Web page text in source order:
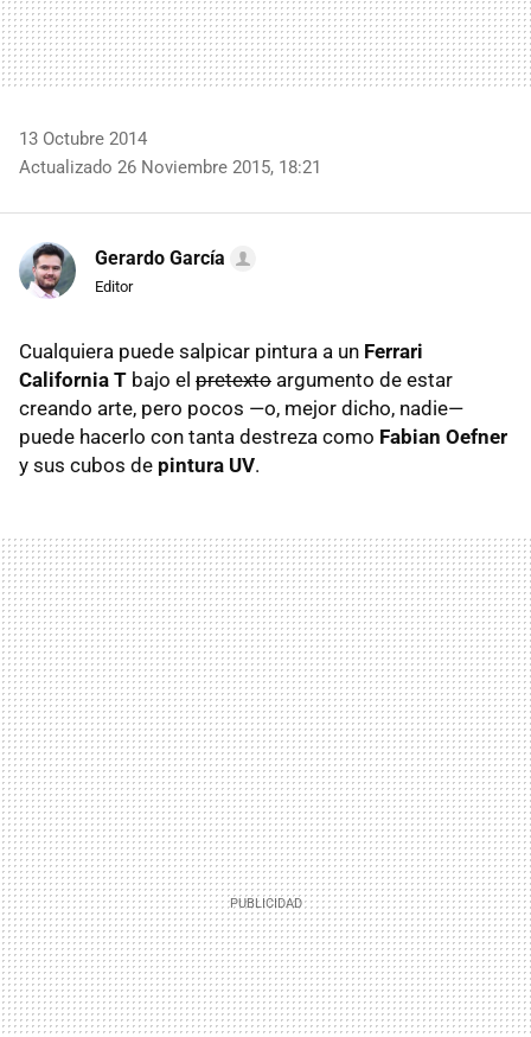
13 Octubre 2014
Actualizado 26 Noviembre 2015, 18:21
Gerardo García
Editor
Cualquiera puede salpicar pintura a un Ferrari
California T bajo el pretexto argumento de estar
creando arte, pero pocos —o, mejor dicho, nadie—
puede hacerlo con tanta destreza como Fabian Oefner
y sus cubos de pintura UV.